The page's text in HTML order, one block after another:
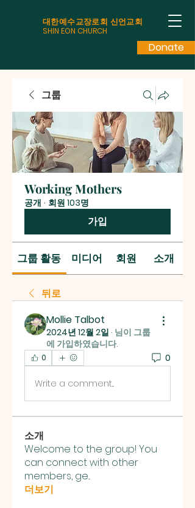
대한예수교장로회 신언교회
SHIN EON CHURCH
Donate
그룹
Working Mothers
공개 · 회원 103명
가입
그룹 활동 미디어 회원 소개
뒤로
Mollie Talbot
2024년 12월 2일 · 님이 그룹
에 가입하였습니다.
0 0
Write a comment...
소개
Welcome to the group! You
can connect with other
members, ge...
더보기